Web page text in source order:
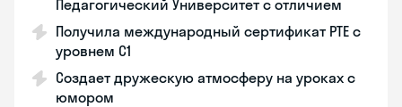
Педагогический Университет с отличием
Получила международный сертификат PTE с
уровнем C1
Создает дружескую атмосферу на уроках с
юмором